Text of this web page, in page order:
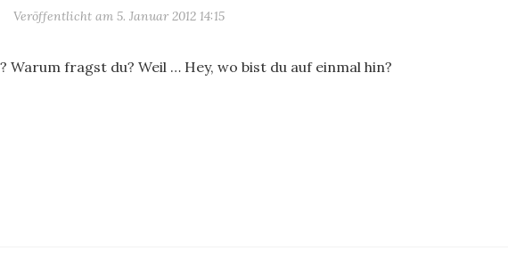
Veröffentlicht am 5. Januar 2012 14:15
Warum fragst du? Weil … Hey, wo bist du auf einmal hin?